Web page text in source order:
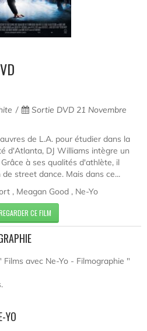
Sortie DVD 21 Novembre
de L.A. pour étudier dans la
d'Atlanta, DJ Williams intègre un
à ses qualités d'athlète, il
street dance. Mais dans ce...
, Meagan Good , Ne-Yo
CE FILM
avec Ne-Yo - Filmographie "
YO